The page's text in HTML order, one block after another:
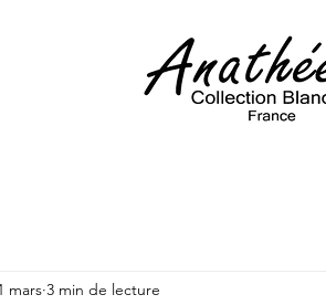
mars 3 min de lecture